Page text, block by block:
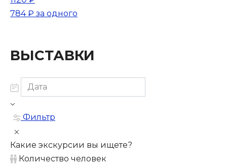
784 ₽ за одного
ВЫСТАВКИ
Фильтр
Какие экскурсии вы ищете?
Количество человек